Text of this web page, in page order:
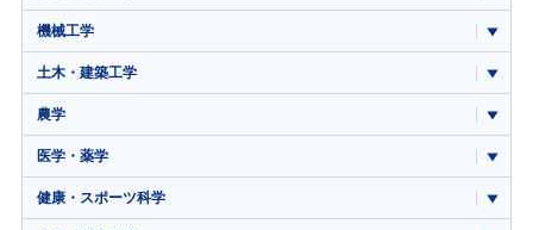
機械工学
土木・建築工学
農学
医学・薬学
健康・スポーツ科学